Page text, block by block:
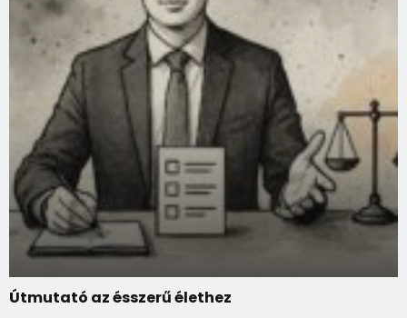
Útmutató az ésszerű élethez